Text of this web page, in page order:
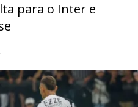
para o Inter e